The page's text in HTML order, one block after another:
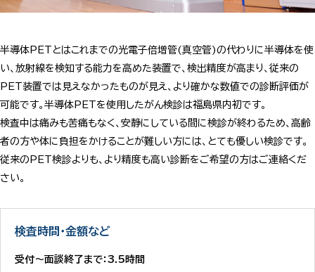
半導体PETとはこれまでの光電子倍増管(真空管)の代わりに半導体を使
い、放射線を検知する能力を高めた装置で、検出精度が高まり、従来の
PET装置では見えなかったものが見え、より確かな数値での診断評価が
可能です。半導体PETを使用したがん検診は福島県内初です。
検査中は痛みも苦痛もなく、安静にしている間に検診が終わるため、高齢
者の方や体に負担をかけることが難しい方には、とても優しい検診です。
従来のPET検診よりも、より精度も高い診断をご希望の方はご連絡くだ
さい。
検査時間・金額など
受付～面談終了まで：3.5時間